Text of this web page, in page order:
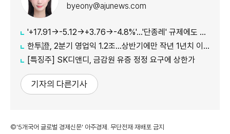
byeony@ajunews.com
'+17.91→-5.12→+3.76→-4.8%'…'단종레' 규제에도 여전히 롤러코스터 타는 코스피
한투證, 2분기 영업익 1.2조…상반기에만 작년 1년치 이익만큼 벌었다
[특징주] SK디앤디, 금감원 유증 정정 요구에 상한가
기자의 다른기사
©'5개국어 글로벌 경제신문' 아주경제. 무단전재·재배포 금지